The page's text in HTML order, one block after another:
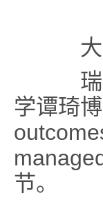
瑞生
学谭琦
节。